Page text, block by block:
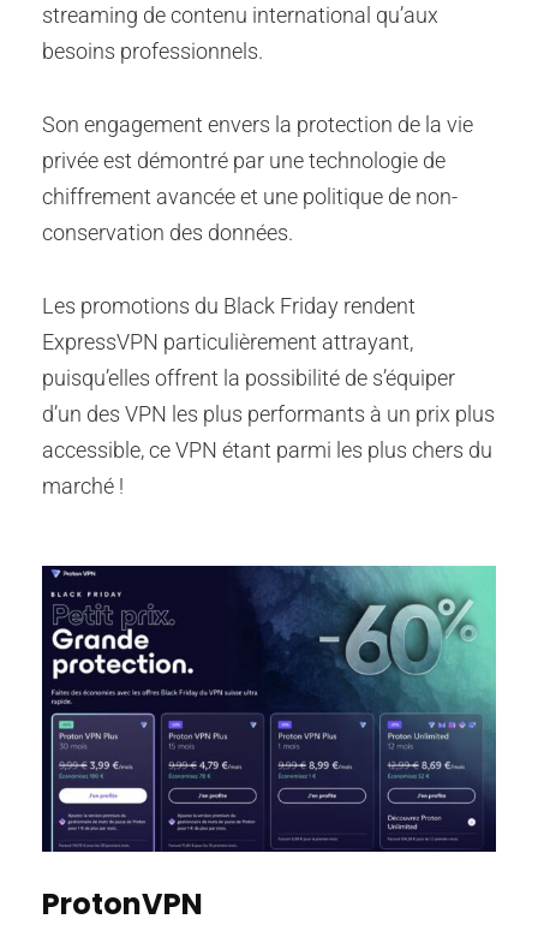
streaming de contenu international qu’aux
besoins professionnels.
Son engagement envers la protection de la vie
privée est démontré par une technologie de
chiffrement avancée et une politique de non-
conservation des données.
Les promotions du Black Friday rendent
ExpressVPN particulièrement attrayant,
puisqu’elles offrent la possibilité de s’équiper
d’un des VPN les plus performants à un prix plus
accessible, ce VPN étant parmi les plus chers du
marché !
ProtonVPN